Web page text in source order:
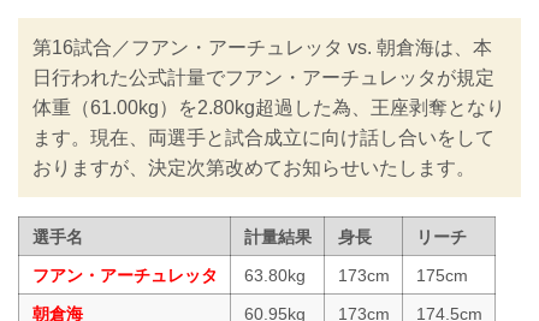
第16試合／フアン・アーチュレッタ vs. 朝倉海は、本
日行われた公式計量でフアン・アーチュレッタが規定
体重（61.00kg）を2.80kg超過した為、王座剥奪となり
ます。現在、両選手と試合成立に向け話し合いをして
おりますが、決定次第改めてお知らせいたします。
選手名 計量結果 身長
リーチ
フアン・アーチュレッタ
63.80kg 173cm
175cm
朝倉海
60.95kg 173cm
174.5cm